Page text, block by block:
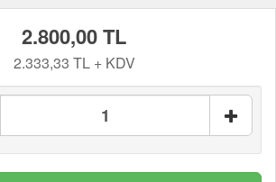
2.800,00 TL
2.333,33 TL + KDV